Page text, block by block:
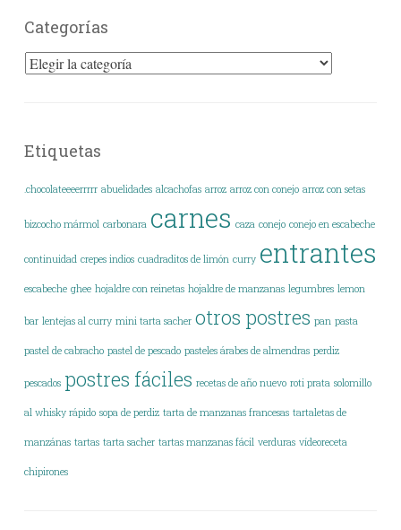
Categorías
Categorías
Etiquetas
.chocolateeeerrrrr abuelidades alcachofas arroz arroz con conejo arroz con setas
bizcocho mármol carbonara carnes caza conejo conejo en escabeche
continuidad crepes indios cuadraditos de limón curry entrantes
escabeche ghee hojaldre con reinetas hojaldre de manzanas legumbres lemon
bar lentejas al curry mini tarta sacher otros postres pan pasta
pastel de cabracho pastel de pescado pasteles árabes de almendras perdiz
pescados postres fáciles recetas de año nuevo roti prata solomillo
al whisky rápido sopa de perdiz tarta de manzanas francesas tartaletas de
manzánas tartas tarta sacher tartas manzanas fácil verduras vídeoreceta
chipirones